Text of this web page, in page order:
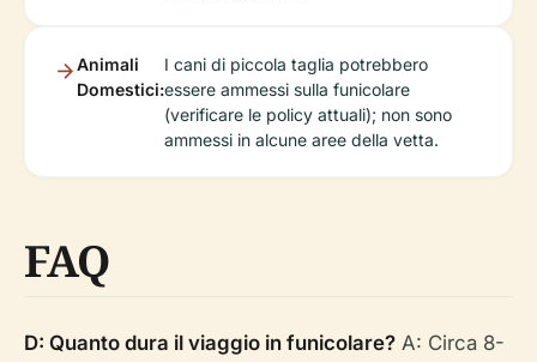
Animali
Domestici:
I cani di piccola taglia potrebbero
essere ammessi sulla funicolare
(verificare le policy attuali); non sono
ammessi in alcune aree della vetta.
FAQ
D: Quanto dura il viaggio in funicolare? A: Circa 8-